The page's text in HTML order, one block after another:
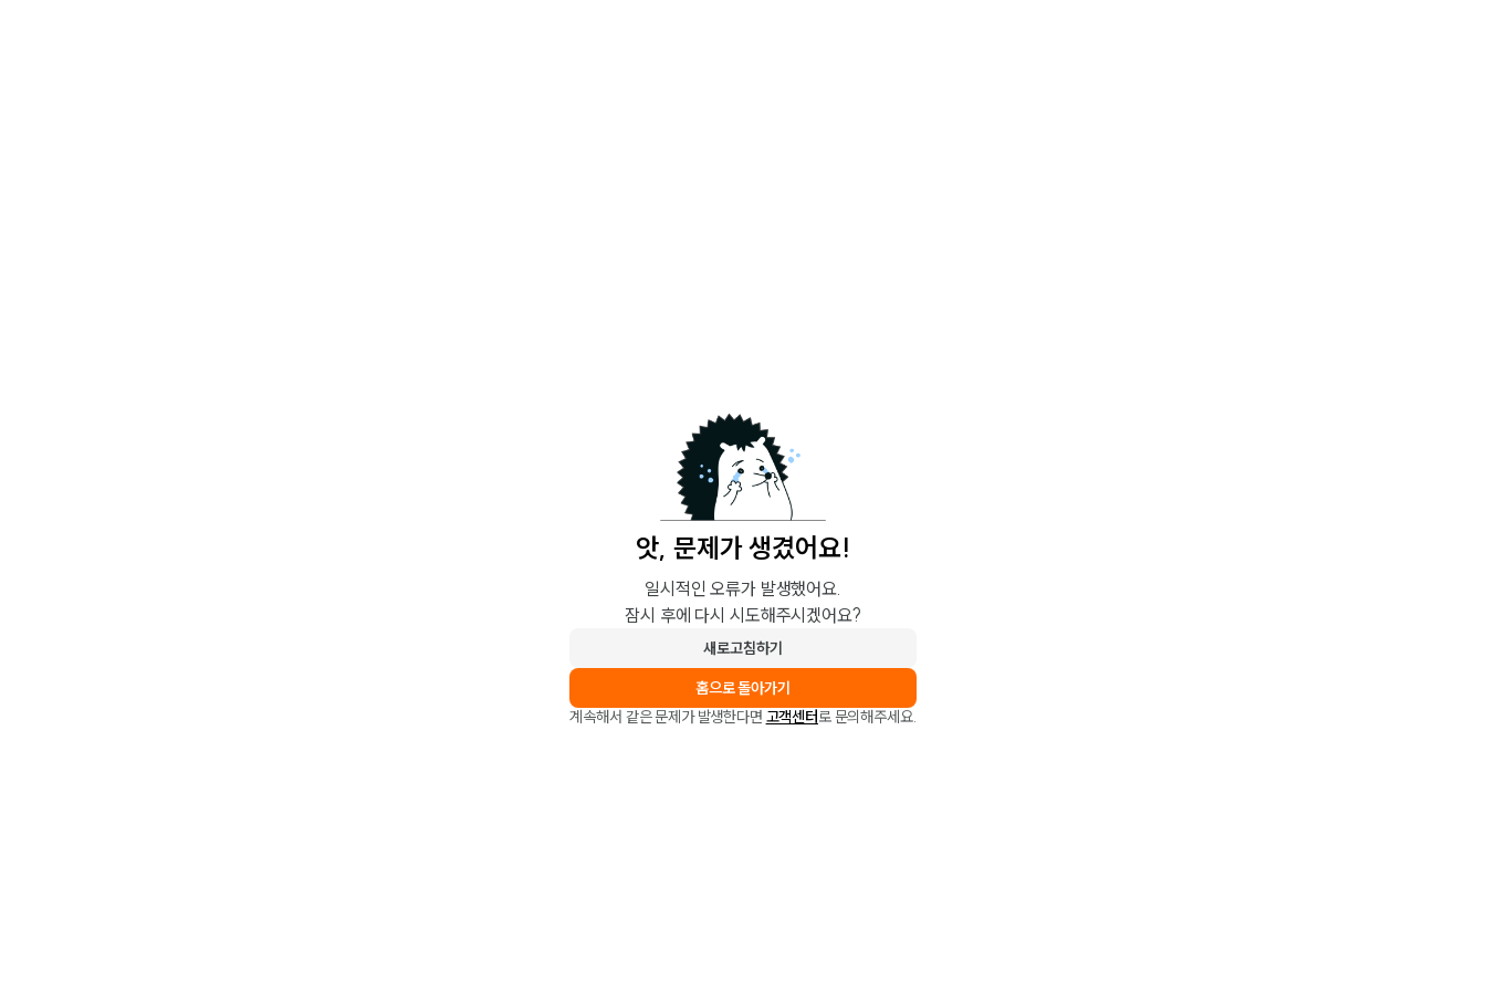
앗, 문제가 생겼어요!
일시적인 오류가 발생했어요.
잠시 후에 다시 시도해주시겠어요?
새로고침하기
홈으로 돌아가기
계속해서 같은 문제가 발생한다면 고객센터로 문의해주세요.